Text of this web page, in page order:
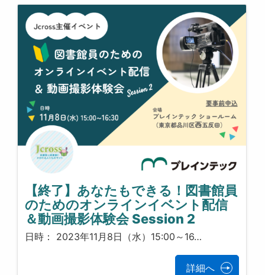
【終了】あなたもできる！図書館員
のためのオンラインイベント配信
＆動画撮影体験会 Session 2
日時： 2023年11月8日（水）15:00～16…
詳細へ